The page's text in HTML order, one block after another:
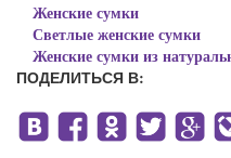
Женские сумки
Светлые женские сумки
Женские сумки из
ПОДЕЛИТЬСЯ В: